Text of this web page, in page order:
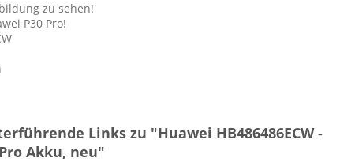
zu sehen!
P30 Pro!
Links zu "Huawei HB486486ECW -
Akku, neu"